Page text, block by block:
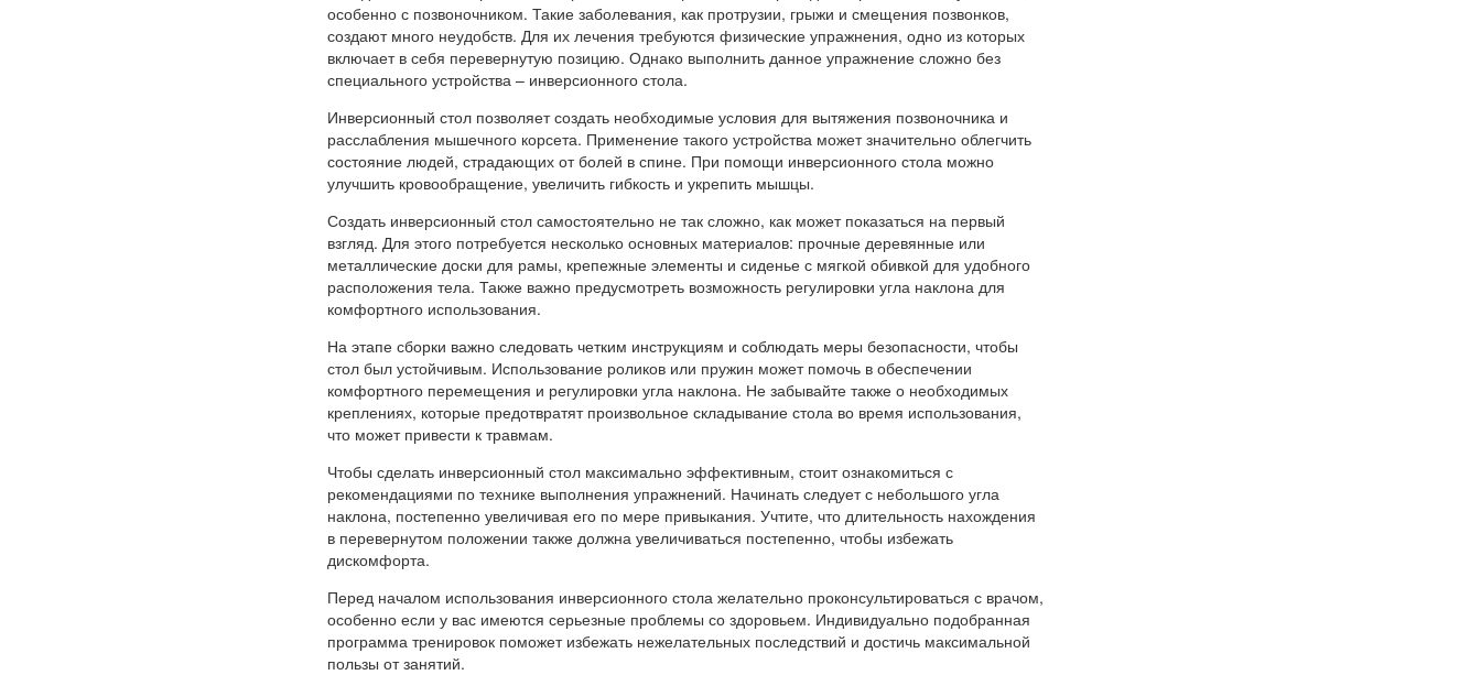
особенно с позвоночником. Такие заболевания, как протрузии, грыжи и смещения позвонков,
создают много неудобств. Для их лечения требуются физические упражнения, одно из которых
включает в себя перевернутую позицию. Однако выполнить данное упражнение сложно без
специального устройства – инверсионного стола.
Инверсионный стол позволяет создать необходимые условия для вытяжения позвоночника и
расслабления мышечного корсета. Применение такого устройства может значительно облегчить
состояние людей, страдающих от болей в спине. При помощи инверсионного стола можно
улучшить кровообращение, увеличить гибкость и укрепить мышцы.
Создать инверсионный стол самостоятельно не так сложно, как может показаться на первый
взгляд. Для этого потребуется несколько основных материалов: прочные деревянные или
металлические доски для рамы, крепежные элементы и сиденье с мягкой обивкой для удобного
расположения тела. Также важно предусмотреть возможность регулировки угла наклона для
комфортного использования.
На этапе сборки важно следовать четким инструкциям и соблюдать меры безопасности, чтобы
стол был устойчивым. Использование роликов или пружин может помочь в обеспечении
комфортного перемещения и регулировки угла наклона. Не забывайте также о необходимых
креплениях, которые предотвратят произвольное складывание стола во время использования,
что может привести к травмам.
Чтобы сделать инверсионный стол максимально эффективным, стоит ознакомиться с
рекомендациями по технике выполнения упражнений. Начинать следует с небольшого угла
наклона, постепенно увеличивая его по мере привыкания. Учтите, что длительность нахождения
в перевернутом положении также должна увеличиваться постепенно, чтобы избежать
дискомфорта.
Перед началом использования инверсионного стола желательно проконсультироваться с врачом,
особенно если у вас имеются серьезные проблемы со здоровьем. Индивидуально подобранная
программа тренировок поможет избежать нежелательных последствий и достичь максимальной
пользы от занятий.